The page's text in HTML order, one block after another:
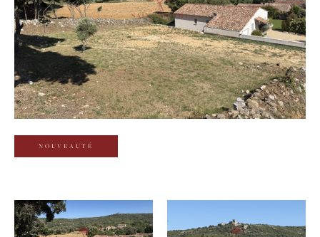
NOUVEAUTÉ
Budget
Budget
Surface
Surface
Pièces
Référence
AFFINER LES CRITÈRES